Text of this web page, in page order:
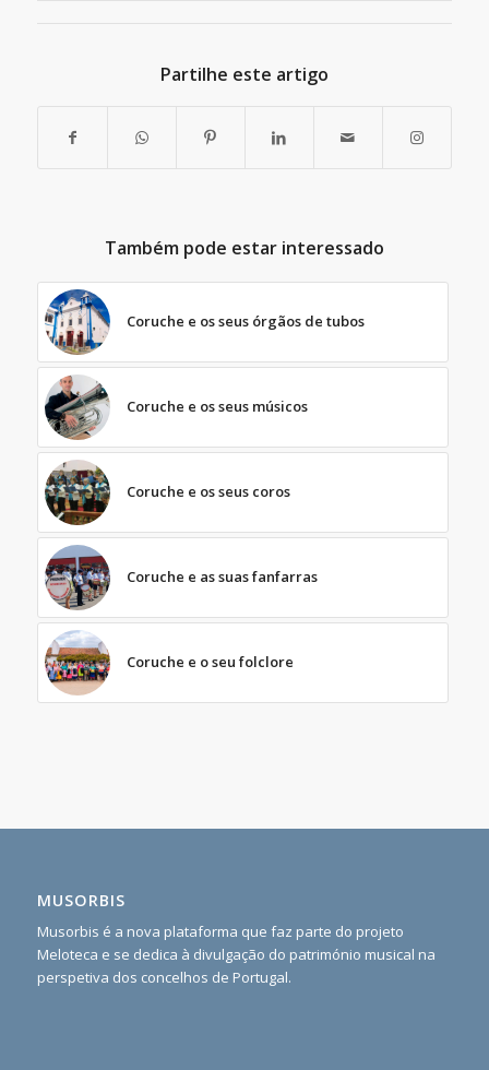
Partilhe este artigo
Também pode estar interessado
Coruche e os seus órgãos de tubos
Coruche e os seus músicos
Coruche e os seus coros
Coruche e as suas fanfarras
Coruche e o seu folclore
MUSORBIS
Musorbis é a nova plataforma que faz parte do projeto
Meloteca e se dedica à divulgação do património musical na
perspetiva dos concelhos de Portugal.